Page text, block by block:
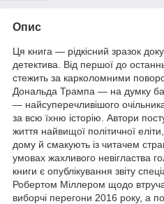
Опис
Ця книга — рідкісний зразок
детектива. Від першої до
стежить за карколомними
Дональда Трампа — на думку
— найсуперечливішого
за всю їхню історію. Автори
життя найвищої політичної
дому й смакують із читачем
умовах жахливого невігластва
книги є опублікування звіту
Робертом Міллером щодо
виборчі перегони 2016 року, а